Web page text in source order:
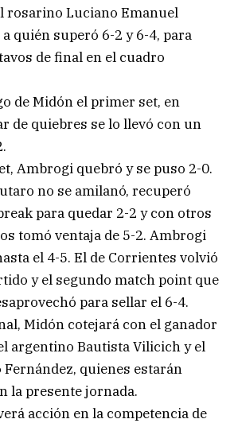
rosarino Luciano Emanuel
quién superó 6-2 y 6-4, para
de final en el cuadro
de Midón el primer set, en
de quiebres se lo llevó con un
Ambrogi quebró y se puso 2-0.
no se amilanó, recuperó
para quedar 2-2 y con otros
tomó ventaja de 5-2. Ambrogi
el 4-5. El de Corrientes volvió
y el segundo match point que
para sellar el 6-4.
Midón cotejará con el ganador
argentino Bautista Vilicich y el
quienes estarán
la presente jornada.
acción en la competencia de